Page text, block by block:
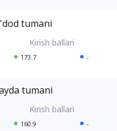
tumani
173.7 -
tumani
160.9 -